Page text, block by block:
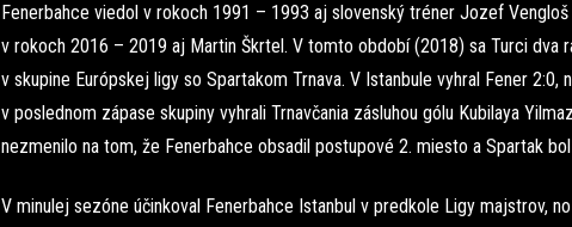
Fenerbahce viedol v rokoch 1991 – 1993 aj slovenský tréner Jozef Vengloš
v rokoch 2016 – 2019 aj Martin Škrtel. V tomto období (2018) sa Turci dva
v skupine Európskej ligy so Spartakom Trnava. V Istanbule vyhral Fener 2:0,
v poslednom zápase skupiny vyhrali Trnavčania zásluhou gólu Kubilaya
nezmenilo na tom, že Fenerbahce obsadil postupové 2. miesto a Spartak
V minulej sezóne účinkoval Fenerbahce Istanbul v predkole Ligy majstrov,